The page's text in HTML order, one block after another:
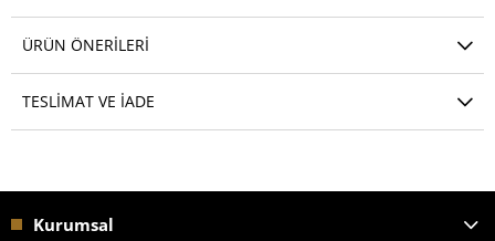
ÜRÜN ÖNERILERI
TESLIMAT VE İADE
Kurumsal